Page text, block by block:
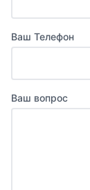
Ваш Телефон
Ваш вопрос